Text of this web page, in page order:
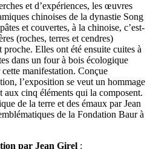
et d’expériences, les œuvres
chinoises de la dynastie Song
et couvertes, à la chinoise, c’est-
(roches, terres et cendres)
proche. Elles ont été ensuite cuites à
dans un four à bois écologique
manifestation. Conçue
l’exposition se veut un hommage
aux cinq éléments qui la composent.
de la terre et des émaux par Jean
de la Fondation Baur à
par Jean Girel :